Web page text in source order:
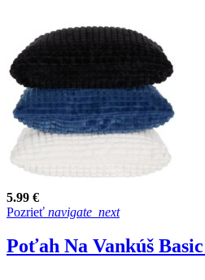
5.99 €
Pozrieť navigate_next
Poťah Na Vankúš